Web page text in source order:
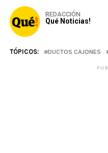
REDACCIÓN
Qué Noticias!
TÓPICOS: DUCTOS CAJONES